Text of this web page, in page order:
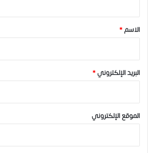
*
الاسم*
البريد الإلكتروني*
الموقع الإلكتروني